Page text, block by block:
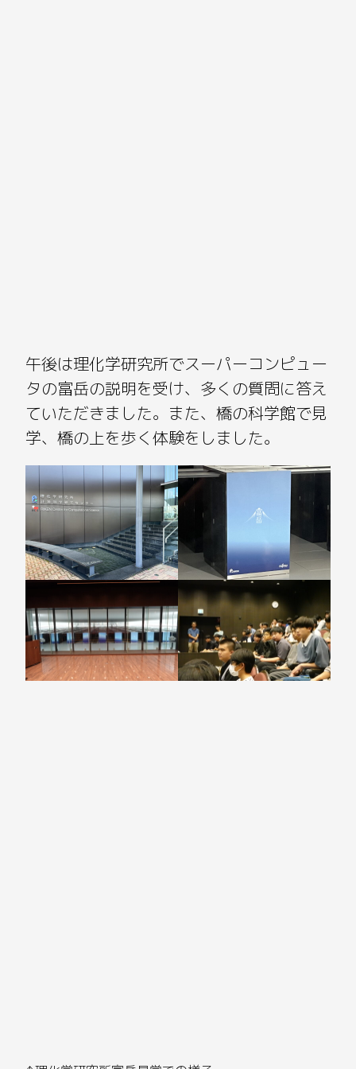
午後は理化学研究所でスーパーコンピュー
タの富岳の説明を受け、多くの質問に答え
ていただきました。また、橋の科学館で見
学、橋の上を歩く体験をしました。